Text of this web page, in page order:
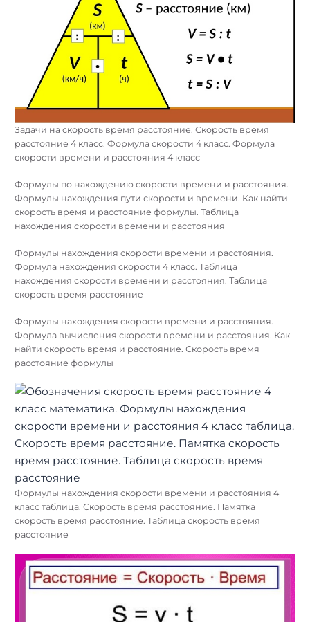
Задачи на скорость время расстояние. Скорость время
расстояние 4 класс. Формула скорости 4 класс. Формула
скорости времени и расстояния 4 класс
Формулы по нахождению скорости времени и расстояния.
Формулы нахождения пути скорости и времени. Как найти
скорость время и расстояние формулы. Таблица
нахождения скорости времени и расстояния
Формулы нахождения скорости времени и расстояния.
Формула нахождения скорости 4 класс. Таблица
нахождения скорости времени и расстояния. Таблица
скорость время расстояние
Формулы нахождения скорости времени и расстояния.
Формула вычисления скорости времени и расстояния. Как
найти скорость время и расстояние. Скорость время
расстояние формулы
Формулы нахождения скорости времени и расстояния 4
класс таблица. Скорость время расстояние. Памятка
скорость время расстояние. Таблица скорость время
расстояние